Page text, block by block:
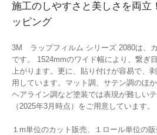
施工のしやすさと美しさを両立
ッピング
3M ラップフィルム シリーズ 2080は、
です。 1524mmのワイド幅により、繋ぎ
上がります。更に、貼り付けが容易で、
用しています。マット調、サテン調のほ
ヘアライン調など塗装では表現が難しい
（2025年3月時点）をご用意しています。
１m単位のカット販売、１ロール単位の